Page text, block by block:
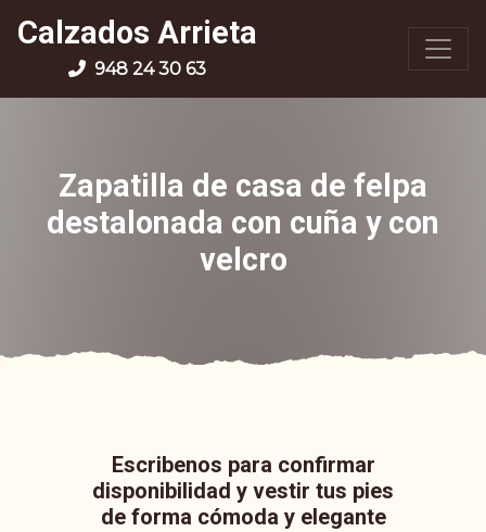
Calzados Arrieta
948 24 30 63
Zapatilla de casa de felpa
destalonada con cuña y con
velcro
Escribenos para confirmar
disponibilidad y vestir tus pies
de forma cómoda y elegante